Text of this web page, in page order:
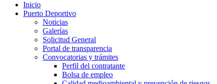
Inicio
Puerto Deportivo
Noticias
Galerías
Solicitud General
Portal de transparencia
Convocatorias y trámites
Perfil del contratante
Bolsa de empleo